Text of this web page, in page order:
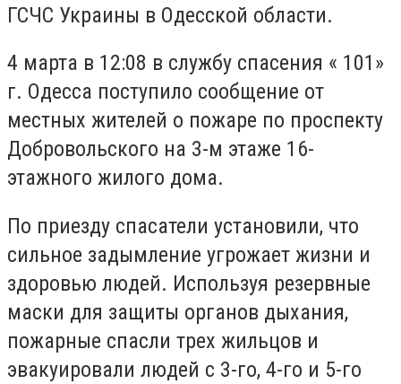
ГСЧС Украины в Одесской области.
4 марта в 12:08 в службу спасения « 101»
г. Одесса поступило сообщение от
местных жителей о пожаре по проспекту
Добровольского на 3-м этаже 16-
этажного жилого дома.
По приезду спасатели установили, что
сильное задымление угрожает жизни и
здоровью людей. Используя резервные
маски для защиты органов дыхания,
пожарные спасли трех жильцов и
эвакуировали людей с 3-го, 4-го и 5-го